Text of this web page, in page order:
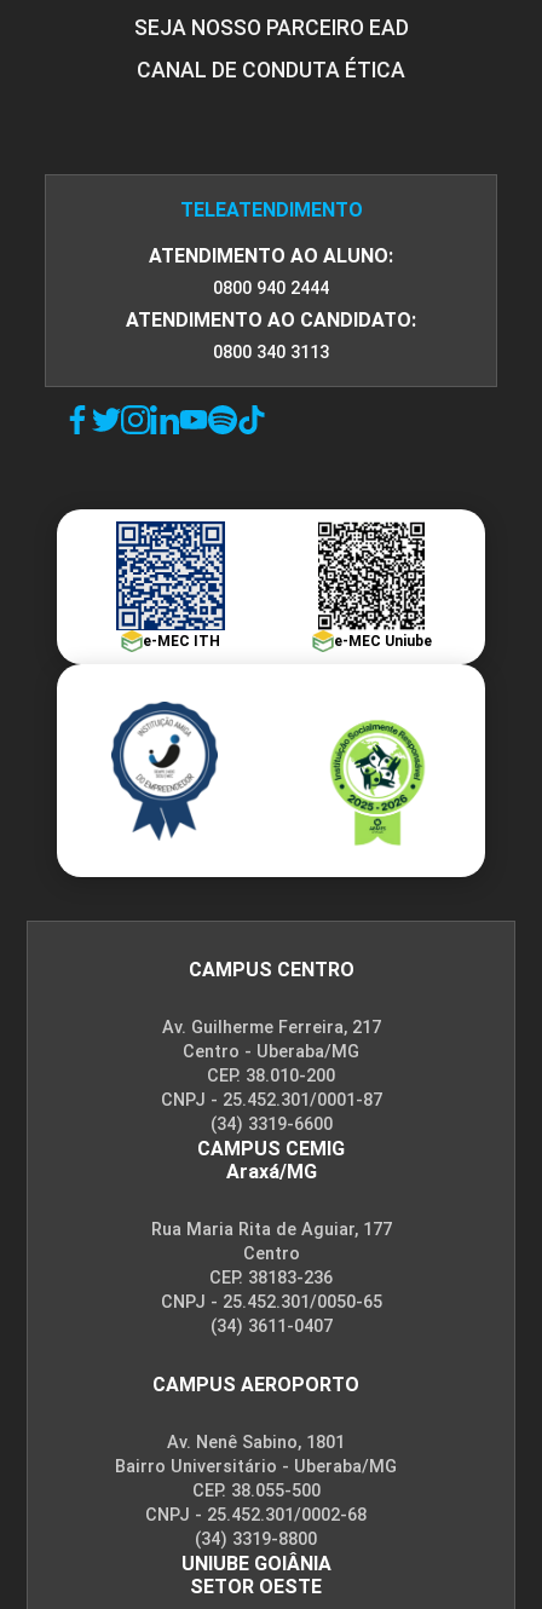
10h
Avaliação do Nível de Consciência no
Paciente Grave
10h
Emergência Psiquiátrica:
Intervenções em Crise
Assistência de Enfermagem às Crianças e
Mulheres em Situação de Urgência e
Emergência
10h
com Infecção Respiratória
10h
Reanimação Cardiorrespiratória em
Neonatologia e Pediatria
SEJA NOSSO PARCEIRO EAD
CANAL DE CONDUTA ÉTICA
TELEATENDIMENTO
ATENDIMENTO AO ALUNO:
0800 940 2444
ATENDIMENTO AO CANDIDATO:
0800 340 3113
e-MEC ITH e-MEC Uniube
CAMPUS CENTRO
Av. Guilherme Ferreira, 217
Centro - Uberaba/MG
CEP. 38.010-200
CNPJ - 25.452.301/0001-87
(34) 3319-6600
CAMPUS CEMIG
Araxá/MG
Rua Maria Rita de Aguiar, 177
Centro
CEP. 38183-236
CNPJ - 25.452.301/0050-65
(34) 3611-0407
CAMPUS AEROPORTO
Av. Nenê Sabino, 1801
Bairro Universitário - Uberaba/MG
CEP. 38.055-500
CNPJ - 25.452.301/0002-68
(34) 3319-8800
UNIUBE GOIÂNIA
SETOR OESTE